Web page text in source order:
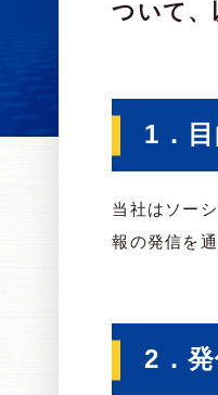
ついて、
1．
当社はソー
報の発信を
2．